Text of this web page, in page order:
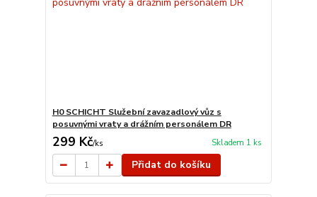
H0 SCHICHT Služební zavazadlový vůz s
posuvnými vraty a drážním personálem DR
299 Kč/ks Skladem 1 ks
Přidat do košíku